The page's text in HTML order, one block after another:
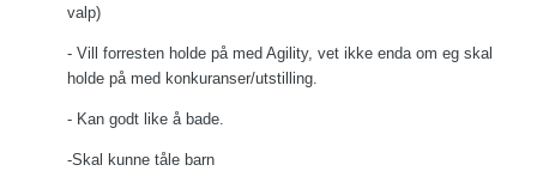
valp)
- Vill forresten holde på med Agility, vet ikke enda om eg skal
holde på med konkuranser/utstilling.
- Kan godt like å bade.
-Skal kunne tåle barn